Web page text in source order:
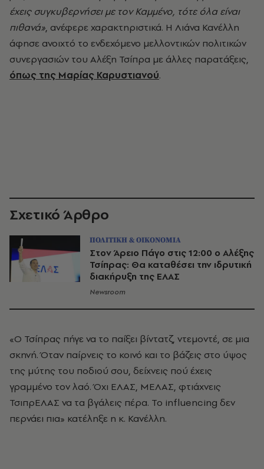
έχεις συγκυβερνήσει με τον Καμμένο, τότε όλα είναι
πιθανά», ανέφερε χαρακτηριστικά. Η Λιάνα Κανέλλη
άφησε ανοιχτό το ενδεχόμενο μελλοντικών πολιτικών
συνεργασιών του Αλέξη Τσίπρα με άλλες παρατάξεις,
όπως της Μαρίας Καρυστιανού.
Σχετικό Άρθρο
ΠΟΛΙΤΙΚΗ & ΟΙΚΟΝΟΜΙΑ
Στον Άρειο Πάγο στις 12:00 ο Αλέξης
Τσίπρας: Θα καταθέσει την ιδρυτική
διακήρυξη της ΕΛΑΣ
Newsroom
«Ο Τσίπρας πήγε να το παίξει βίντατζ, ντεμοντέ, σε μια
σκηνή. Όταν παίρνεις το κοινό και το βάζεις στο ύψος
της μύτης του ποδιού σου, δείχνεις πού έχεις
γραμμένο τον λαό. Όχι ΕΛΑΣ, ΜΕΛΑΣ, φτιάχνεις
ΤσιπρΕΛΑΣ να τα βγάλεις πέρα. Το influencing δεν
περνάει πια» κατέληξε η κ. Κανέλλη.